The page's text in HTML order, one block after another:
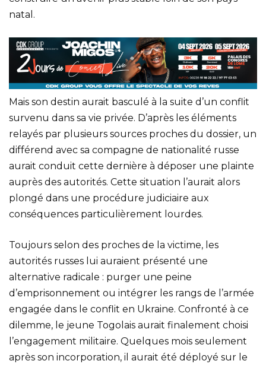
natal.
Mais son destin aurait basculé à la suite d’un conflit
survenu dans sa vie privée. D’après les éléments
relayés par plusieurs sources proches du dossier, un
différend avec sa compagne de nationalité russe
aurait conduit cette dernière à déposer une plainte
auprès des autorités. Cette situation l’aurait alors
plongé dans une procédure judiciaire aux
conséquences particulièrement lourdes.
Toujours selon des proches de la victime, les
autorités russes lui auraient présenté une
alternative radicale : purger une peine
d’emprisonnement ou intégrer les rangs de l’armée
engagée dans le conflit en Ukraine. Confronté à ce
dilemme, le jeune Togolais aurait finalement choisi
l’engagement militaire. Quelques mois seulement
après son incorporation, il aurait été déployé sur le